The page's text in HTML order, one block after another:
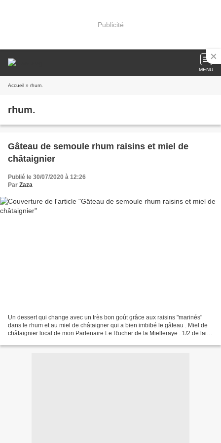
Publicité
MENU
Accueil » rhum.
rhum.
Gâteau de semoule rhum raisins et miel de
châtaignier
Publié le 30/07/2020 à 12:26
Par Zaza
Un dessert qui change avec un très bon goût grâce aux raisins "marinés"
dans le rhum et au miel de châtaigner qui a bien imbibé le gâteau . Miel de
châtaignier local de mon Partenaire Le Rucher de la Mielleraye . 1/2 de lait